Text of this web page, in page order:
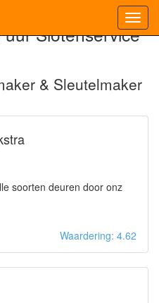
Slotenservice
& Sleutelmaker
soorten deuren door onz
Waardering: 4.62